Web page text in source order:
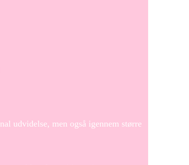
udvidelse, men også igennem større